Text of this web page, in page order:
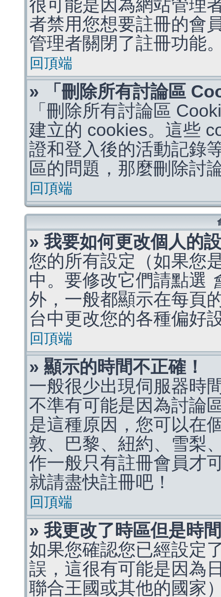
很可能是因為網站管理
者禁用您想要註冊的會
管理者關閉了註冊功能
回頂端
» 「刪除所有討論區
「刪除所有討論區
建立的 cookies。這些
證和登入後的活動記錄
區的問題，那麼刪除討
回頂端
» 我要如何更改個人的
您的所有設定（如果您
中。要修改它們請點選
外，一般都顯示在每頁
台中更改您的各種偏好
回頂端
» 顯示的時間不正確！
一般很少出現伺服器時
不準有可能是因為討論
是這種原因，您可以在
敦、巴黎、紐約、雪梨
作一般只有註冊會員才
就請盡快註冊吧！
回頂端
» 我更改了時區但是時
如果您確認您已經設定
誤，這很有可能是因為
聯合王國或其他的國家